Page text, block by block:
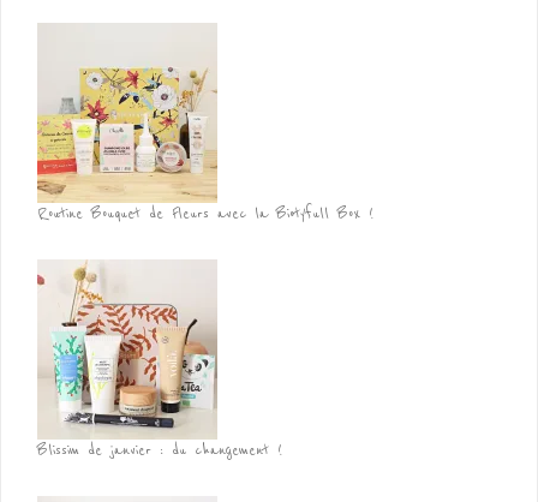
Routine Bouquet de Fleurs avec la Biotyfull Box !
Blissim de janvier : du changement !